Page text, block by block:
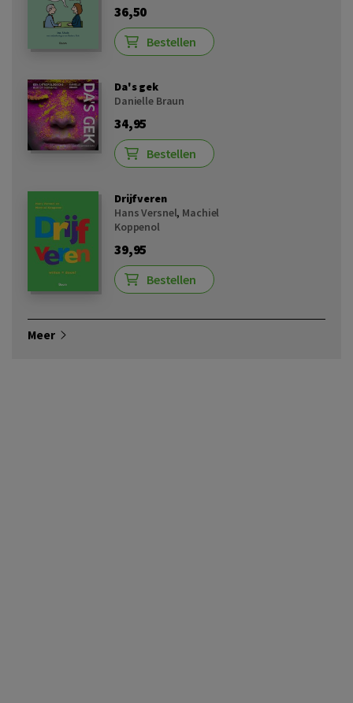
36,50
Bestellen
Da's gek
Danielle Braun
34,95
Bestellen
Drijfveren
Hans Versnel, Machiel
Koppenol
39,95
Bestellen
Meer